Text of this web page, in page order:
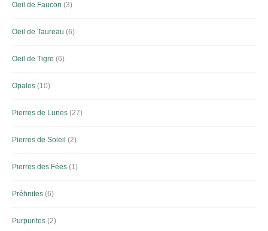
Oeil de Faucon 3
Oeil de Taureau 6
Oeil de Tigre 6
Opales 10
Pierres de Lunes 27
Pierres de Soleil 2
Pierres des Fées 1
Préhnites 6
Purpurites 2